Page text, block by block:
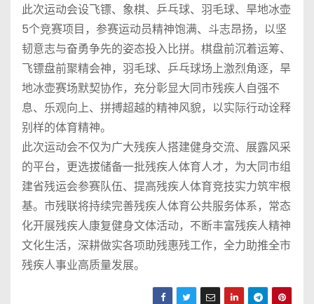
此次运动会设飞镖、象棋、乒乓球、羽毛球、旱地冰壶
5个竞赛项目，参赛运动员精神饱满、斗志昂扬，以坚
韧意志与奋勇争先的姿态投入比拼。棋盘前沉着运筹、
飞镖盘前聚精会神，羽毛球、乒乓球场上激烈角逐，旱
地冰壶赛场默契协作，充分彰显大同市残疾人自强不
息、乐观向上、拼搏超越的精神风貌，以实际行动诠释
别样的体育精神。
此次运动会不仅为广大残疾人搭建健身交流、展露风采
的平台，更选拔储备一批残疾人体育人才，为大同市组
建省残运会参赛队伍、提高残疾人体育竞技实力筑牢根
基。市残联将持续完善残疾人体育公共服务体系，常态
化开展残疾人康复健身文体活动，不断丰富残疾人精神
文化生活，深耕做实各项助残惠残工作，全力助推全市
残疾人事业高质量发展。